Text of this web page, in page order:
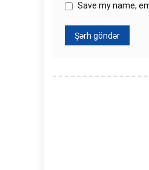
Save my name,